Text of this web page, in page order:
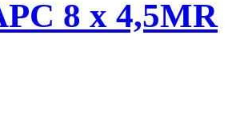
8 x 4,5MR